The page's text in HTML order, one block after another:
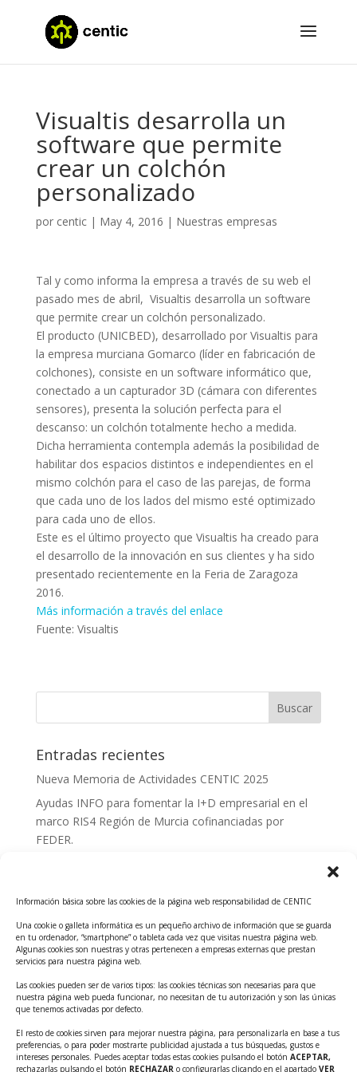
Información básica sobre las cookies de la página web responsabilidad de CENTIC
Una cookie o galleta informática es un pequeño archivo de información que se guarda
en tu ordenador, “smartphone” o tableta cada vez que visitas nuestra página web.
Algunas cookies son nuestras y otras pertenecen a empresas externas que prestan
servicios para nuestra página web.
Las cookies pueden ser de varios tipos: las cookies técnicas son necesarias para que
nuestra página web pueda funcionar, no necesitan de tu autorización y son las únicas
que tenemos activadas por defecto.
El resto de cookies sirven para mejorar nuestra página, para personalizarla en base a tus
preferencias, o para poder mostrarte publicidad ajustada a tus búsquedas, gustos e
intereses personales. Puedes aceptar todas estas cookies pulsando el botón ACEPTAR,
rechazarlas pulsando el botón RECHAZAR o configurarlas clicando en el apartado VER
Visualtis desarrolla un
software que permite
crear un colchón
personalizado
por centic| May 4, 2016 | Nuestras empresas
Tal y como informa la empresa a través de su web el
pasado mes de abril, Visualtis desarrolla un software
que permite crear un colchón personalizado.
El producto (UNICBED), desarrollado por Visualtis para
la empresa murciana Gomarco (líder en fabricación de
colchones), consiste en un software informático que,
conectado a un capturador 3D (cámara con diferentes
sensores), presenta la solución perfecta para el
descanso: un colchón totalmente hecho a medida.
Dicha herramienta contempla además la posibilidad de
habilitar dos espacios distintos e independientes en el
mismo colchón para el caso de las parejas, de forma
que cada uno de los lados del mismo esté optimizado
para cada uno de ellos.
Este es el último proyecto que Visualtis ha creado para
el desarrollo de la innovación en sus clientes y ha sido
presentado recientemente en la Feria de Zaragoza
2016.
Más información a través del enlace
Fuente: Visualtis
Entradas recientes
Nueva Memoria de Actividades CENTIC 2025
Ayudas INFO para fomentar la I+D empresarial en el
marco RIS4 Región de Murcia cofinanciadas por
FEDER.
Tecnológicos 2ª ed.
Ayudas INFO para el apoyo a las empresas
innovadoras con potencial tecnológico y escalables
Convocatoria Cheque de Innovación. Ayudas INFO
para la contratación de servicios de Innovación y
Competitividad
Cheque Inversión del INFO. Ayudas para la
contratación de servicios de Innovación y